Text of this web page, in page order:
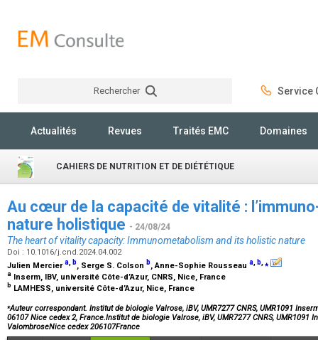
Rechercher Service
Actualités Revues Traités EMC Domaines
CAHIERS DE NUTRITION ET DE DIÉTÉTIQUE
Au cœur de la capacité de vitalité :
nature holistique - 24/08/24
The heart of vitality capacity: Immunometabolism and its holistic nature
Doi : 10.1016/j.cnd.2024.04.002
Julien Merciera, b, Serge S. Colson b, Anne-Sophie Rousseau a, b,⁎
a Inserm, IBV, université Côte-d’Azur, CNRS, Nice, France
b LAMHESS, université Côte-d’Azur, Nice, France
⁎Auteur correspondant. Institut de biologie Valrose, iBV, UMR7277 CNRS, UMR1091
06107 Nice cedex 2, France.Institut de biologie Valrose, iBV, UMR7277 CNRS, UMR1091
ValombroseNice cedex 206107France